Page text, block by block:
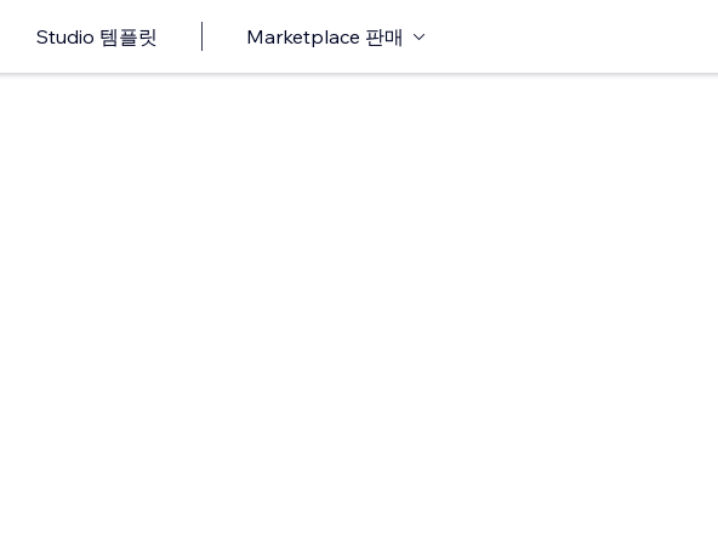
Studio 템플릿 Marketplace 판매